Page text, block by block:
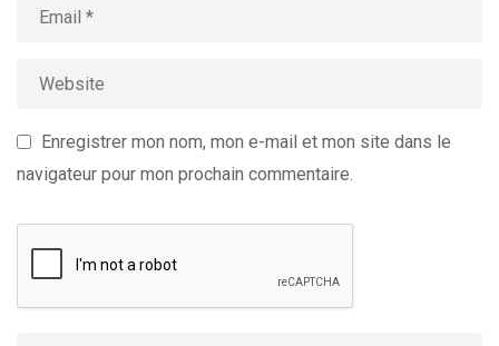
Enregistrer mon nom, mon e-mail et mon site dans le
navigateur pour mon prochain commentaire.